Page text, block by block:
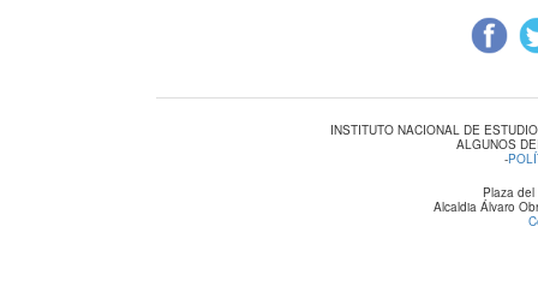
INSTITUTO NACIONAL DE
ALGUNOS
-
Plaza
Alcaldia Álvaro